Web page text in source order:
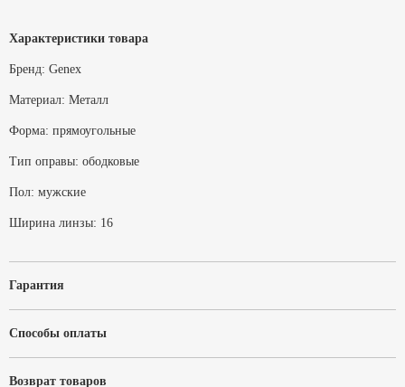
Характеристики товара
Бренд: Genex
Материал: Металл
Форма: прямоугольные
Тип оправы: ободковые
Пол: мужские
Ширина линзы: 16
Гарантия
Способы оплаты
Возврат товаров